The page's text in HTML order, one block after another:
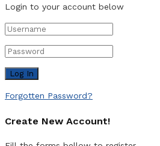
Login to your account below
Forgotten Password?
Create New Account!